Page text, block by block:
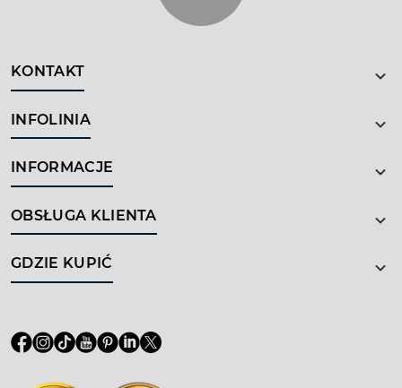
KONTAKT
INFOLINIA
INFORMACJE
OBSŁUGA KLIENTA
GDZIE KUPIĆ